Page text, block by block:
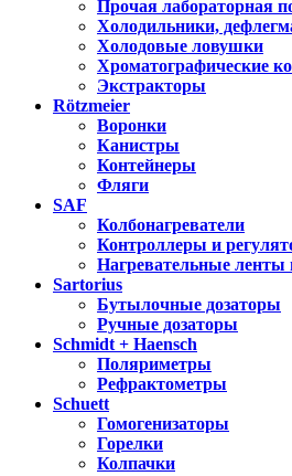
Прочая лабораторная
Холодильники,
Холодовые ловушки
Хроматографические
Экстракторы
Rötzmeier
Воронки
Канистры
Контейнеры
Фляги
SAF
Колбонагреватели
Контроллеры и
Нагревательные ленты
Sartorius
Бутылочные дозаторы
Ручные дозаторы
Schmidt + Haensch
Поляриметры
Рефрактометры
Schuett
Гомогенизаторы
Горелки
Колпачки